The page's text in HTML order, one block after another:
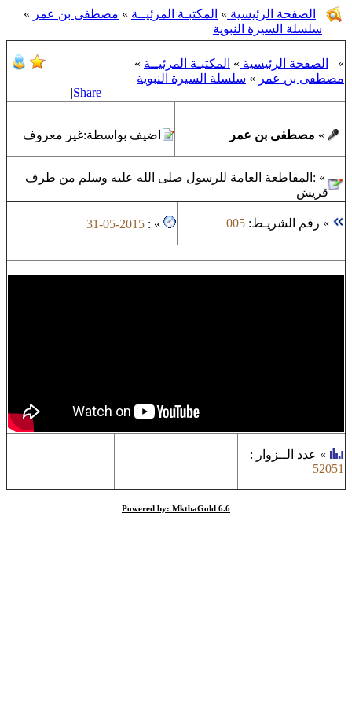
الصفحة الرئيسية » المكتبـة المرئيــة » مصطفى بن عمر »
سلسلة السيرة النبوية
» الصفحة الرئيسية » المكتبـة المرئيــة »
مصطفى بن عمر » سلسلة السيرة النبوية
Share
|
» مصطفى بن عمر اضيف بواسطة:غير معروف
»
: المقاطعة العامة للرسول صلى الله عليه وسلم من طرف
قريش
» رقم الشريـط: 005
»
:
31-05-2015
» عدد الــزوار :
52051
Powered by: MktbaGold 6.6